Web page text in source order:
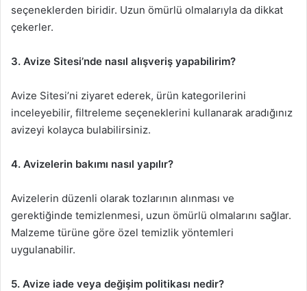
seçeneklerden biridir. Uzun ömürlü olmalarıyla da dikkat
çekerler.
3. Avize Sitesi’nde nasıl alışveriş yapabilirim?
Avize Sitesi’ni ziyaret ederek, ürün kategorilerini
inceleyebilir, filtreleme seçeneklerini kullanarak aradığınız
avizeyi kolayca bulabilirsiniz.
4. Avizelerin bakımı nasıl yapılır?
Avizelerin düzenli olarak tozlarının alınması ve
gerektiğinde temizlenmesi, uzun ömürlü olmalarını sağlar.
Malzeme türüne göre özel temizlik yöntemleri
uygulanabilir.
5. Avize iade veya değişim politikası nedir?